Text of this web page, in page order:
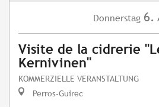
Donnerstag 6.
Visite de la cidrerie
Kernivinen"
KOMMERZIELLE VERANSTALTUNG
Perros-Guirec